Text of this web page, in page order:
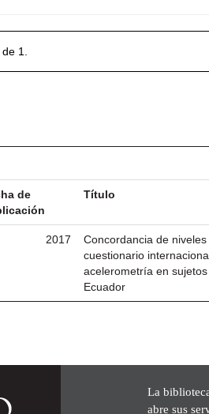
1.
de
Título
2017
Concordancia de
cuestionario
acelerometría en
Ecuador
La
abre sus